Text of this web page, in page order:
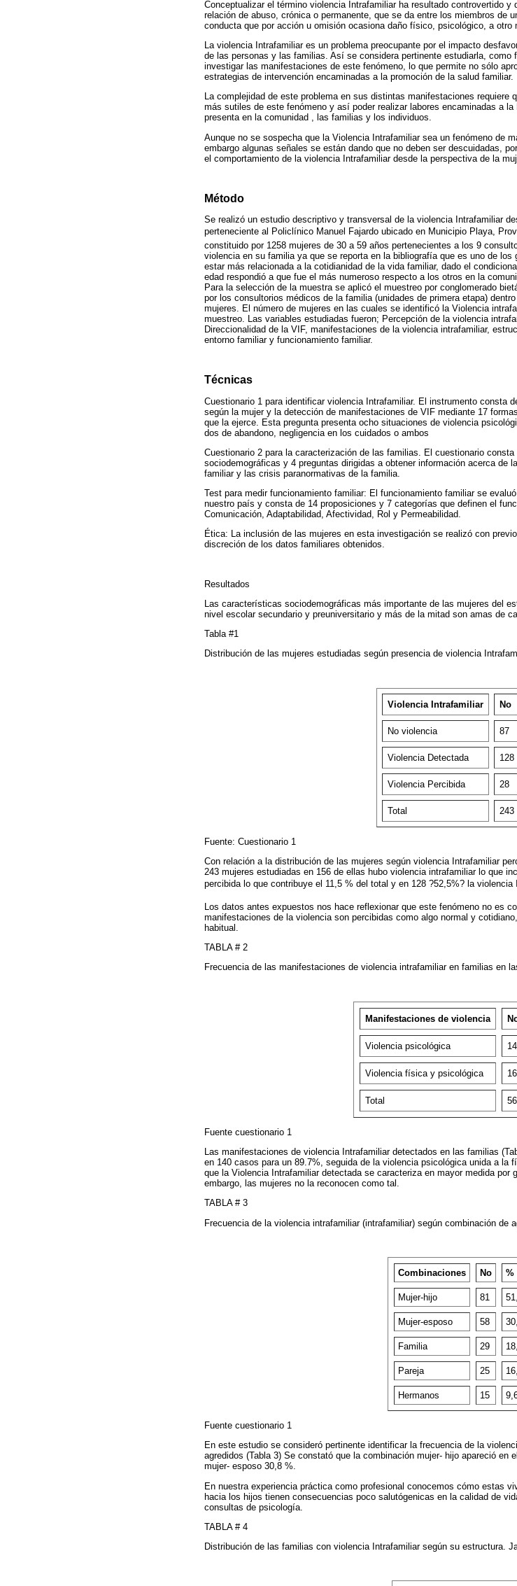
Conceptualizar el término violencia Intrafamiliar ha resultado controvertido
relación de abuso, crónica o permanente, que se da entre los miembros de
conducta que por acción u omisión ocasiona daño físico, psicológico, a otro
La violencia Intrafamiliar es un problema preocupante por el impacto
de las personas y las familias. Así se considera pertinente estudiarla, como
investigar las manifestaciones de este fenómeno, lo que permite no sólo
estrategias de intervención encaminadas a la promoción de la salud familiar.
La complejidad de este problema en sus distintas manifestaciones requiere
más sutiles de este fenómeno y así poder realizar labores encaminadas a
presenta en la comunidad , las familias y los individuos.
Aunque no se sospecha que la Violencia Intrafamiliar sea un fenómeno de
embargo algunas señales se están dando que no deben ser descuidadas,
el comportamiento de la violencia Intrafamiliar desde la perspectiva de la
Método
Se realizó un estudio descriptivo y transversal de la violencia Intrafamiliar
perteneciente al Policlínico Manuel Fajardo ubicado en Municipio Playa,
constituido por 1258 mujeres de 30 a 59 años pertenecientes a los 9
violencia en su familia ya que se reporta en la bibliografía que es uno de
estar más relacionada a la cotidianidad de la vida familiar, dado el
edad respondió a que fue el más numeroso respecto a los otros en la
Para la selección de la muestra se aplicó el muestreo por conglomerado
por los consultorios médicos de la familia (unidades de primera etapa)
mujeres. El número de mujeres en las cuales se identificó la Violencia
muestreo. Las variables estudiadas fueron; Percepción de la violencia
Direccionalidad de la VIF, manifestaciones de la violencia intrafamiliar,
entorno familiar y funcionamiento familiar.
Técnicas
Cuestionario 1 para identificar violencia Intrafamiliar. El instrumento consta
según la mujer y la detección de manifestaciones de VIF mediante 17
que la ejerce. Esta pregunta presenta ocho situaciones de violencia
dos de abandono, negligencia en los cuidados o ambos
Cuestionario 2 para la caracterización de las familias. El cuestionario
sociodemográficas y 4 preguntas dirigidas a obtener información acerca de
familiar y las crisis paranormativas de la familia.
Test para medir funcionamiento familiar: El funcionamiento familiar se
nuestro país y consta de 14 proposiciones y 7 categorías que definen el
Comunicación, Adaptabilidad, Afectividad, Rol y Permeabilidad.
Ética: La inclusión de las mujeres en esta investigación se realizó con
discreción de los datos familiares obtenidos.
Resultados
Las características sociodemográficas más importante de las mujeres del
nivel escolar secundario y preuniversitario y más de la mitad son amas de
Tabla #1
Distribución de las mujeres estudiadas según presencia de violencia
Violencia Intrafamiliar No
No violencia 87
Violencia Detectada 128
Violencia Percibida 28
Total 243
Fuente: Cuestionario 1
Con relación a la distribución de las mujeres según violencia Intrafamiliar
243 mujeres estudiadas en 156 de ellas hubo violencia intrafamiliar lo que
percibida lo que contribuye el 11,5 % del total y en 128 ?52,5%? la violencia
Los datos antes expuestos nos hace reflexionar que este fenómeno no es
manifestaciones de la violencia son percibidas como algo normal y
habitual.
TABLA # 2
Frecuencia de las manifestaciones de violencia intrafamiliar en familias en
Manifestaciones de violencia
Violencia psicológica
Violencia física y psicológica 16
Total 56
Fuente cuestionario 1
Las manifestaciones de violencia Intrafamiliar detectados en las familias
en 140 casos para un 89.7%, seguida de la violencia psicológica unida a la
que la Violencia Intrafamiliar detectada se caracteriza en mayor medida
embargo, las mujeres no la reconocen como tal.
TABLA # 3
Frecuencia de la violencia intrafamiliar (intrafamiliar) según combinación de
Combinaciones No %
Mujer-hijo 81
Mujer-esposo 58
Familia 29
Pareja 25
Hermanos 15
Fuente cuestionario 1
En este estudio se consideró pertinente identificar la frecuencia de la
agredidos (Tabla 3) Se constató que la combinación mujer- hijo apareció
mujer- esposo 30,8 %.
En nuestra experiencia práctica como profesional conocemos cómo estas
hacia los hijos tienen consecuencias poco salutógenicas en la calidad de
consultas de psicología.
TABLA # 4
Distribución de las familias con violencia Intrafamiliar según su estructura.